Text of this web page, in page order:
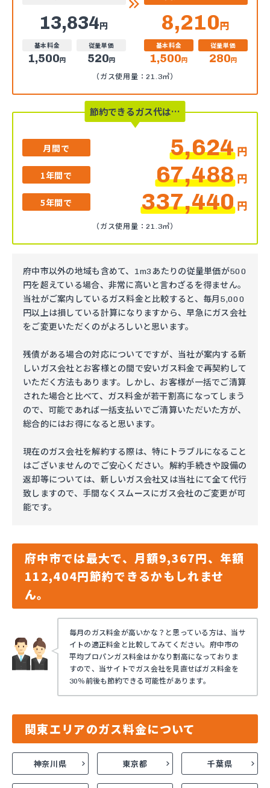
13,834円 8,210円
基本料金
1,500円
従量単価
520円
基本料金
1,500円
従量単価
280円
（ガス使用量：21.3㎥）
節約できるガス代は…
月間で 5,624円
1年間で 67,488円
5年間で 337,440円
（ガス使用量：21.3㎥）
府中市以外の地域も含めて、1m3あたりの従量単価が500
円を超えている場合、非常に高いと言わざるを得ません。
当社がご案内しているガス料金と比較すると、毎月5,000
円以上は損している計算になりますから、早急にガス会社
をご変更いただくのがよろしいと思います。
残債がある場合の対応についてですが、当社が案内する新
しいガス会社とお客様との間で安いガス料金で再契約して
いただく方法もあります。しかし、お客様が一括でご清算
された場合と比べて、ガス料金が若干割高になってしまう
ので、可能であれば一括支払いでご清算いただいた方が、
総合的にはお得になると思います。
現在のガス会社を解約する際は、特にトラブルになること
はございませんのでご安心ください。解約手続きや設備の
返却等については、新しいガス会社又は当社にて全て代行
致しますので、手間なくスムースにガス会社のご変更が可
能です。
府中市では最大で、月額9,367円、年額
112,404円節約できるかもしれませ
ん。
毎月のガス料金が高いかな？と思っている方は、当サ
イトの適正料金と比較してみてください。府中市の
平均プロパンガス料金はかなり割高になっておりま
すので、当サイトでガス会社を見直せばガス料金を
30％前後も節約できる可能性があります。
関東エリアのガス料金について
神奈川県 東京都 千葉県